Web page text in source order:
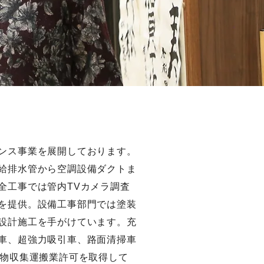
ス事業を展開しております。
排水管から空調設備ダクトま
工事では管内TVカメラ調査
提供。設備工事部門では塗装
計施工を手がけています。充
、超強力吸引車、路面清掃車
収集運搬業許可を取得して